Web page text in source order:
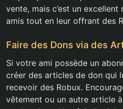
vente, mais c’est un
amis tout en leur offrant des
Faire des Dons via des
Si votre ami possède un
créer des articles de don qui
recevoir des Robux.
vêtement ou un autre article